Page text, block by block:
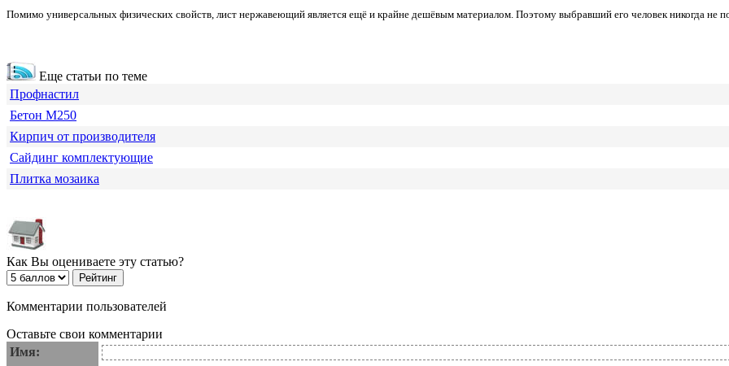
Помимо универсальных физических свойств, лист нержавеющий является ещё и крайне дешёвым материалом. Поэтому выбравший его человек никогда не
Еще статьи по теме
Профнастил
Бетон М250
Кирпич от производителя
Сайдинг комплектующие
Плитка мозаика
Как Вы оцениваете эту статью?
Комментарии пользователей
Оставьте свои комментарии
Имя: